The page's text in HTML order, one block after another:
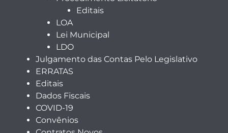
Editais
LOA
Lei Municipal
LDO
Julgamento das Contas Pelo Legislativo
ERRATAS
Editais
Dados Fiscais
COVID-19
Convênios